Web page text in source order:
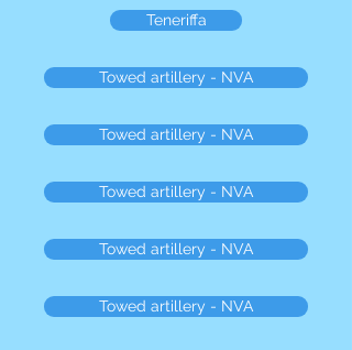
Teneriffa
Towed artillery - NVA
Towed artillery - NVA
Towed artillery - NVA
Towed artillery - NVA
Towed artillery - NVA